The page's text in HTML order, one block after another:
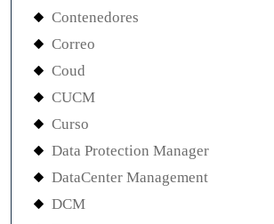
Contenedores
Correo
Coud
CUCM
Curso
Data Protection Manager
DataCenter Management
DCM